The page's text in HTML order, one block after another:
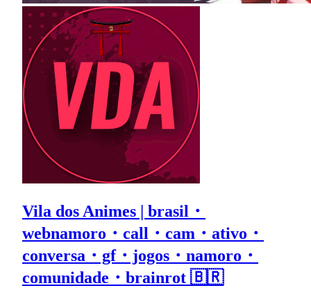
Vila dos Animes | brasil・
webnamoro・call・cam・ativo・
conversa・gf・jogos・namoro・
comunidade・brainrot 🇧🇷